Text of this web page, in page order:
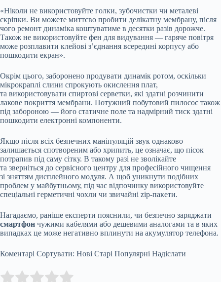
«Ніколи не використовуйте голки, зубочистки чи металеві
скріпки. Ви можете миттєво пробити делікатну мембрану, після
чого ремонт динаміка коштуватиме в десятки разів дорожче.
Також не використовуйте фен для видування — гаряче повітря
може розплавити клейові з’єднання всередині корпусу або
пошкодити екран».
Окрім цього, заборонено продувати динамік ротом, оскільки
мікрокраплі слини спрокують окислення плат,
та використовувати спиртові серветки, які здатні розчинити
лакове покриття мембрани. Потужний побутовий пилосос також
під забороною — його статичне поле та надмірний тиск здатні
пошкодити електронні компоненти.
Якщо після всіх безпечних маніпуляцій звук однаково
залишається спотвореним або хрипить, це означає, що пісок
потрапив під саму сітку. В такому разі не зволікайте
та зверніться до сервісного центру для професійного чищення
зі зняттям дисплейного модуля. А щоб уникнути подібних
проблем у майбутньому, під час відпочинку використовуйте
спеціальні герметичні чохли чи звичайні zip-пакети.
Нагадаємо, раніше експерти пояснили, чи безпечно заряджати
смартфон чужими кабелями або дешевими аналогами та в яких
випадках це може негативно вплинути на акумулятор телефона.
Коментарі Сортувати: Нові Старі Популярні Надіслати
Rate this item: